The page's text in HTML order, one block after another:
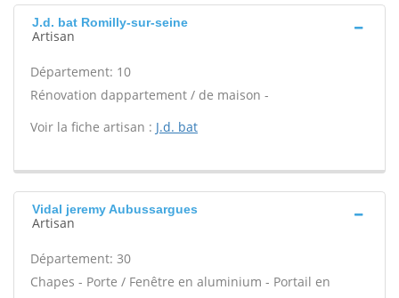
J.d. bat Romilly-sur-seine
Artisan
Département: 10
Rénovation dappartement / de maison -
Voir la fiche artisan : J.d. bat
Vidal jeremy Aubussargues
Artisan
Département: 30
Chapes - Porte / Fenêtre en aluminium - Portail en